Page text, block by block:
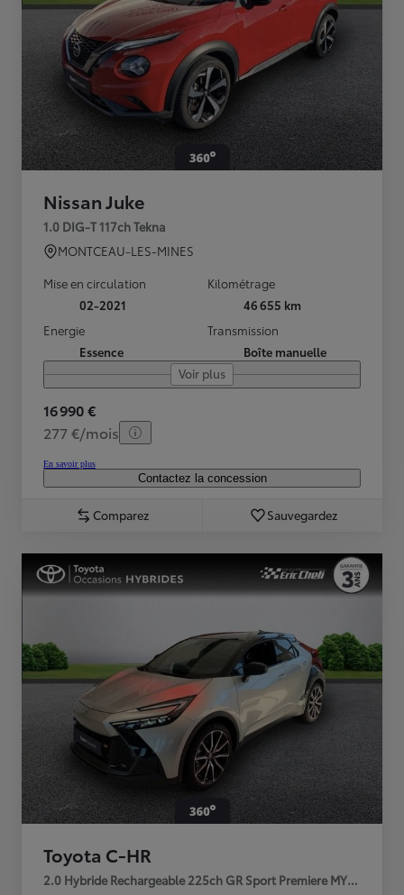
Nissan Juke
1.0 DIG-T 117ch Tekna
MONTCEAU-LES-MINES
Mise en circulation
02-2021
Kilométrage
46 655 km
Energie
Essence
Transmission
Boîte manuelle
Voir plus
16 990 €
277 €/mois
En savoir plus
Contactez la concession
Comparez Sauvegardez
Toyota C-HR
2.0 Hybride Rechargeable 225ch GR Sport Premiere MY25